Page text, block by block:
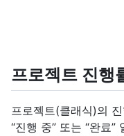
프로젝트 진행
프로젝트(클래식)의
“진행 중” 또는 “완료